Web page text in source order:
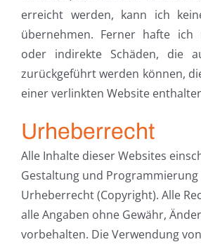
erreicht werden, kann ich
übernehmen. Ferner hafte
oder indirekte Schäden, die
zurückgeführt werden können,
einer verlinkten Website
Urheberrecht
Alle Inhalte dieser Websites
Gestaltung und
Urheberrecht (Copyright). Alle
alle Angaben ohne Gewähr,
vorbehalten. Die Verwendung